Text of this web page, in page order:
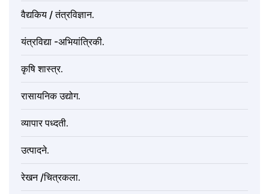
वैद्यकिय / तंत्रविज्ञान.
यंत्रविद्या -अभियांत्रिकी.
कृषि शास्त्र.
रासायनिक उद्योग.
व्यापार पध्दती.
उत्पादने.
रेखन /चित्रकला.